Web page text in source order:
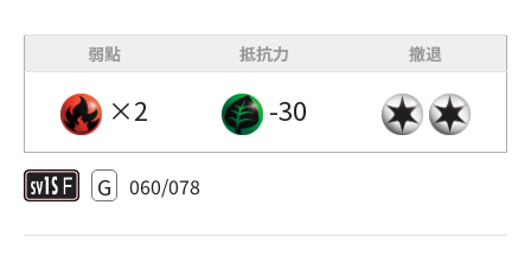
弱點 抵抗力 撤退
×2 -30
G 060/078